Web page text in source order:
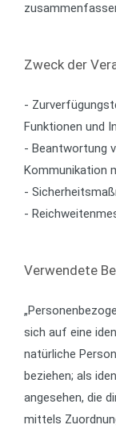
Zweck der
-
Funktionen und
- Beantwortung
Kommunikation
-
-
Verwendete
sich auf eine
natürliche
beziehen; als
angesehen, die
mittels